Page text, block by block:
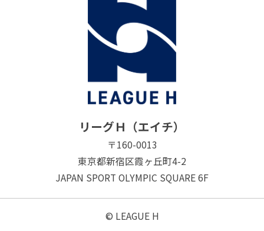
リーグＨ（エイチ）
〒160-0013
東京都新宿区霞ヶ丘町4-2
JAPAN SPORT OLYMPIC SQUARE 6F
© LEAGUE H